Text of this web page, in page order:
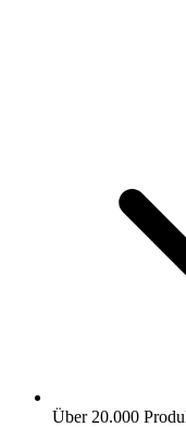
Über 20.000